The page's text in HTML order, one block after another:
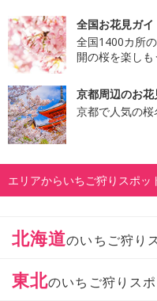
全国お花見ガイ
全国1400カ所
開の桜を楽しも
京都周辺のお花
京都で人気の
エリアからいちご狩りスポッ
北海道のいちご狩り
東北のいちご狩りスポ